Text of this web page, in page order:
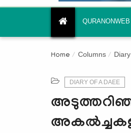
QURANONWEB
Home Columns
DIARY OF A DAEE